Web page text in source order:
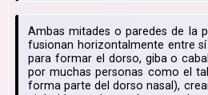
Ambas mitades o paredes de la
fusionan horizontalmente entre
para formar el dorso, giba o
por muchas personas como el
forma parte del dorso nasal),